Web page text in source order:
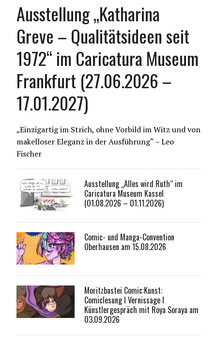
Ausstellung „Katharina
Greve – Qualitätsideen seit
1972“ im Caricatura Museum
Frankfurt (27.06.2026 –
17.01.2027)
„Einzigartig im Strich, ohne Vorbild im Witz und von
makelloser Eleganz in der Ausführung“ – Leo
Fischer
Ausstellung „Alles wird Ruth“ im
Caricatura Museum Kassel
(01.08.2026 – 01.11.2026)
Comic- und Manga-Convention
Oberhausen am 15.08.2026
Moritzbastei Comic:Kunst:
Comiclesung I Vernissage I
Künstlergespräch mit Roya Soraya am
03.09.2026